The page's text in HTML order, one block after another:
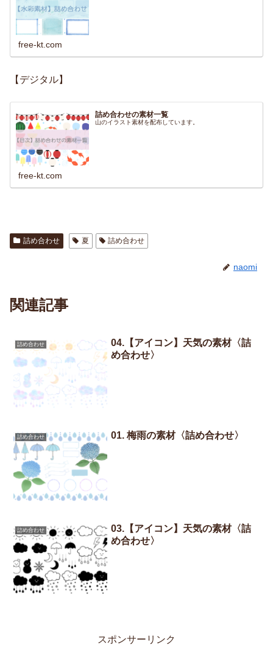
free-kt.com
【デジタル】
詰め合わせの素材一覧
山のイラスト素材を配布しています。
free-kt.com
詰め合わせ 夏 詰め合わせ
naomi
関連記事
詰め合わせ
04.【アイコン】天気の素材〈詰
め合わせ〉
詰め合わせ 01. 梅雨の素材〈詰め合わせ〉
詰め合わせ
03.【アイコン】天気の素材〈詰
め合わせ〉
スポンサーリンク